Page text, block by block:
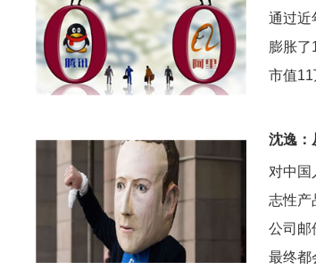
通过近
膨胀了
市值11
沈逸：
对中国
志性产
公司邮
最终都